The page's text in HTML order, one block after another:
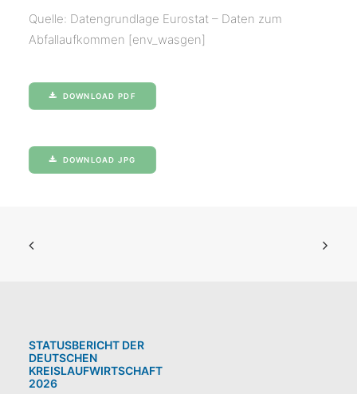
Quelle: Datengrundlage Eurostat – Daten zum
Abfallaufkommen [env_wasgen]
DOWNLOAD PDF
DOWNLOAD JPG
STATUSBERICHT DER
DEUTSCHEN
KREISLAUFWIRTSCHAFT
2026